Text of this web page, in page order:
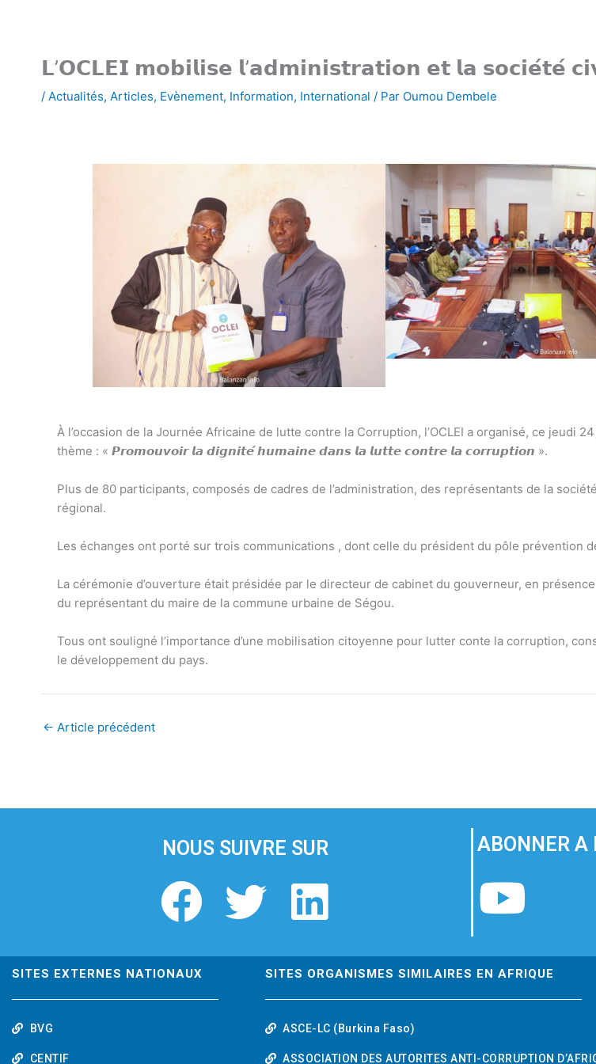
𝗟’𝗢𝗖𝗟𝗘𝗜 𝗺𝗼𝗯𝗶𝗹𝗶𝘀𝗲 𝗹’𝗮𝗱𝗺𝗶𝗻𝗶𝘀𝘁𝗿𝗮𝘁𝗶𝗼𝗻 𝗲𝘁 𝗹𝗮 𝘀𝗼𝗰𝗶𝗲́𝘁𝗲́
/ Actualités, Articles, Evènement, Information, International / Par Oumou Dembele
À l’occasion de la Journée Africaine de lutte contre la Corruption, l’OCLEI a organisé, ce jeudi
thème : « 𝙋𝙧𝙤𝙢𝙤𝙪𝙫𝙤𝙞𝙧 𝙡𝙖 𝙙𝙞𝙜𝙣𝙞𝙩𝙚́ 𝙝𝙪𝙢𝙖𝙞𝙣𝙚 𝙙𝙖𝙣𝙨 𝙡𝙖 𝙡𝙪𝙩𝙩𝙚 𝙘𝙤𝙣𝙩𝙧𝙚 𝙡𝙖 𝙘𝙤𝙧𝙧𝙪𝙥𝙩𝙞𝙤𝙣 ».
Plus de 80 participants, composés de cadres de l’administration, des représentants de la
régional.
Les échanges ont porté sur trois communications , dont celle du président du pôle prévention
La cérémonie d’ouverture était présidée par le directeur de cabinet du gouverneur, en
du représentant du maire de la commune urbaine de Ségou.
Tous ont souligné l’importance d’une mobilisation citoyenne pour lutter conte la corruption,
le développement du pays.
← Article précédent
NOUS SUIVRE SUR
F
a
c
T
L
n
k
ABONNER A
Y
u
SITES EXTERNES NATIONAUX
BVG
CENTIF
SITES ORGANISMES SIMILAIRES EN AFRIQUE
ASCE-LC (Burkina Faso)
ASSOCIATION DES AUTORITES ANTI-CORRUPTION